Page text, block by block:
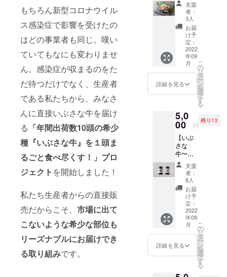
もちろん新型コロナウイル
ス感染症で影響を受けたの
はどの事業者も同じ。嘆い
ていてもなにも変わりませ
ん。感染症が収まるのをた
だ待つだけでなく、生産者
である私たちから、みなさ
んに直接いぶさな牛を届け
る 「年間出荷数10頭の希少
種『いぶさな牛』を１頭ま
るごと食べ尽くす！」プロ
ジェクト を開始しました！
私たち生産者からの直接販
売だからこそ、 市場に出て
こないような希少な部位も
リーズナブルにお届けでき
る取り組みです。
にて公
開させ
ていた
だきま
す。
キーで
す。 少
し炙っ
てお召
し上が
りいた
だくの
がおす
すめで
す！ ※
す。実
際にお
届けす
るパッ
ケージ
と異な
る場合
がござ
いま
す。 ※
商品詳
細は活
動報告
にて公
開させ
ていた
だきま
スホル
モン
パッ
ク〜】
￥5,000
（税込/
クール
便送料
¥1,200
含む）
■お得用
ミック
モン
250g×3
パック
※写真は
イメー
ジで
す。実
際にお
届けす
るパッ
ケージ
と異な
る場合
がござ
いま
す。 ※
商品詳
支援
者：
3人
お届
け予
定：
2022
年09
月
詳細を見る
こ
の
リ
タ
ー
ン
を
選
択
す
る
5,0
00 円
残り12
【いぶ
さな
牛〜赤
身の漬
物〜】
￥5,000
（税込/
クール
便送料
¥1,200
含む）
■赤身の
味噌漬
け
100g×2
瓶 ※写
支援
者：
8人
お届
け予
定：
2022
年09
月
詳細を見る
こ
の
リ
タ
ー
ン
を
選
択
す
る